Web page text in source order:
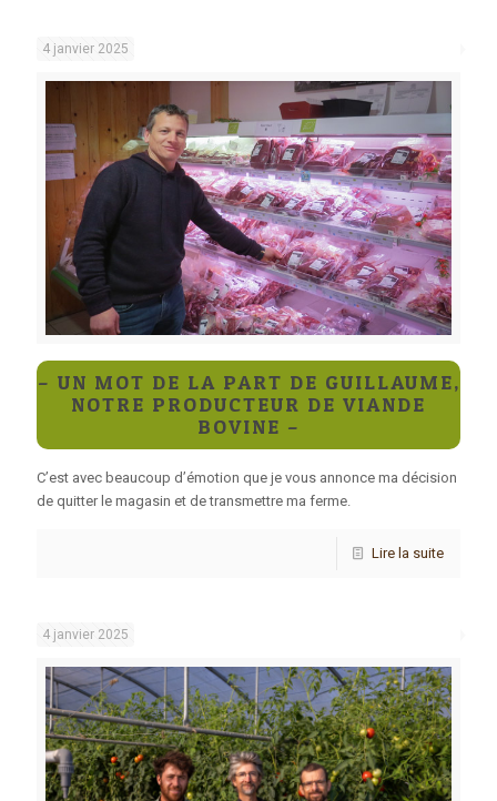
4 janvier 2025
– UN MOT DE LA PART DE GUILLAUME,
NOTRE PRODUCTEUR DE VIANDE
BOVINE –
C’est avec beaucoup d’émotion que je vous annonce ma décision
de quitter le magasin et de transmettre ma ferme.
Lire la suite
4 janvier 2025